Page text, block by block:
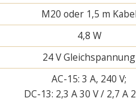
M20 oder 1,5 m Kabel
4,8 W
24 V Gleichspannung
AC-15: 3 A, 240 V;
DC-13: 2,3 A 30 V / 2,7 A